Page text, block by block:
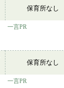
保育所なし
一言PR
保育所なし
一言PR